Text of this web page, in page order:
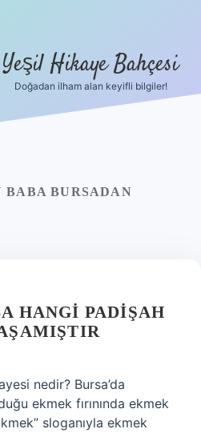
Yeşil Hikaye Bahçesi
Doğadan ilham alan keyifli bilgiler!
BABA BURSADAN
HANGI PADIŞAH
nedir? Bursa’da
ekmek fırınında ekmek
sloganıyla ekmek